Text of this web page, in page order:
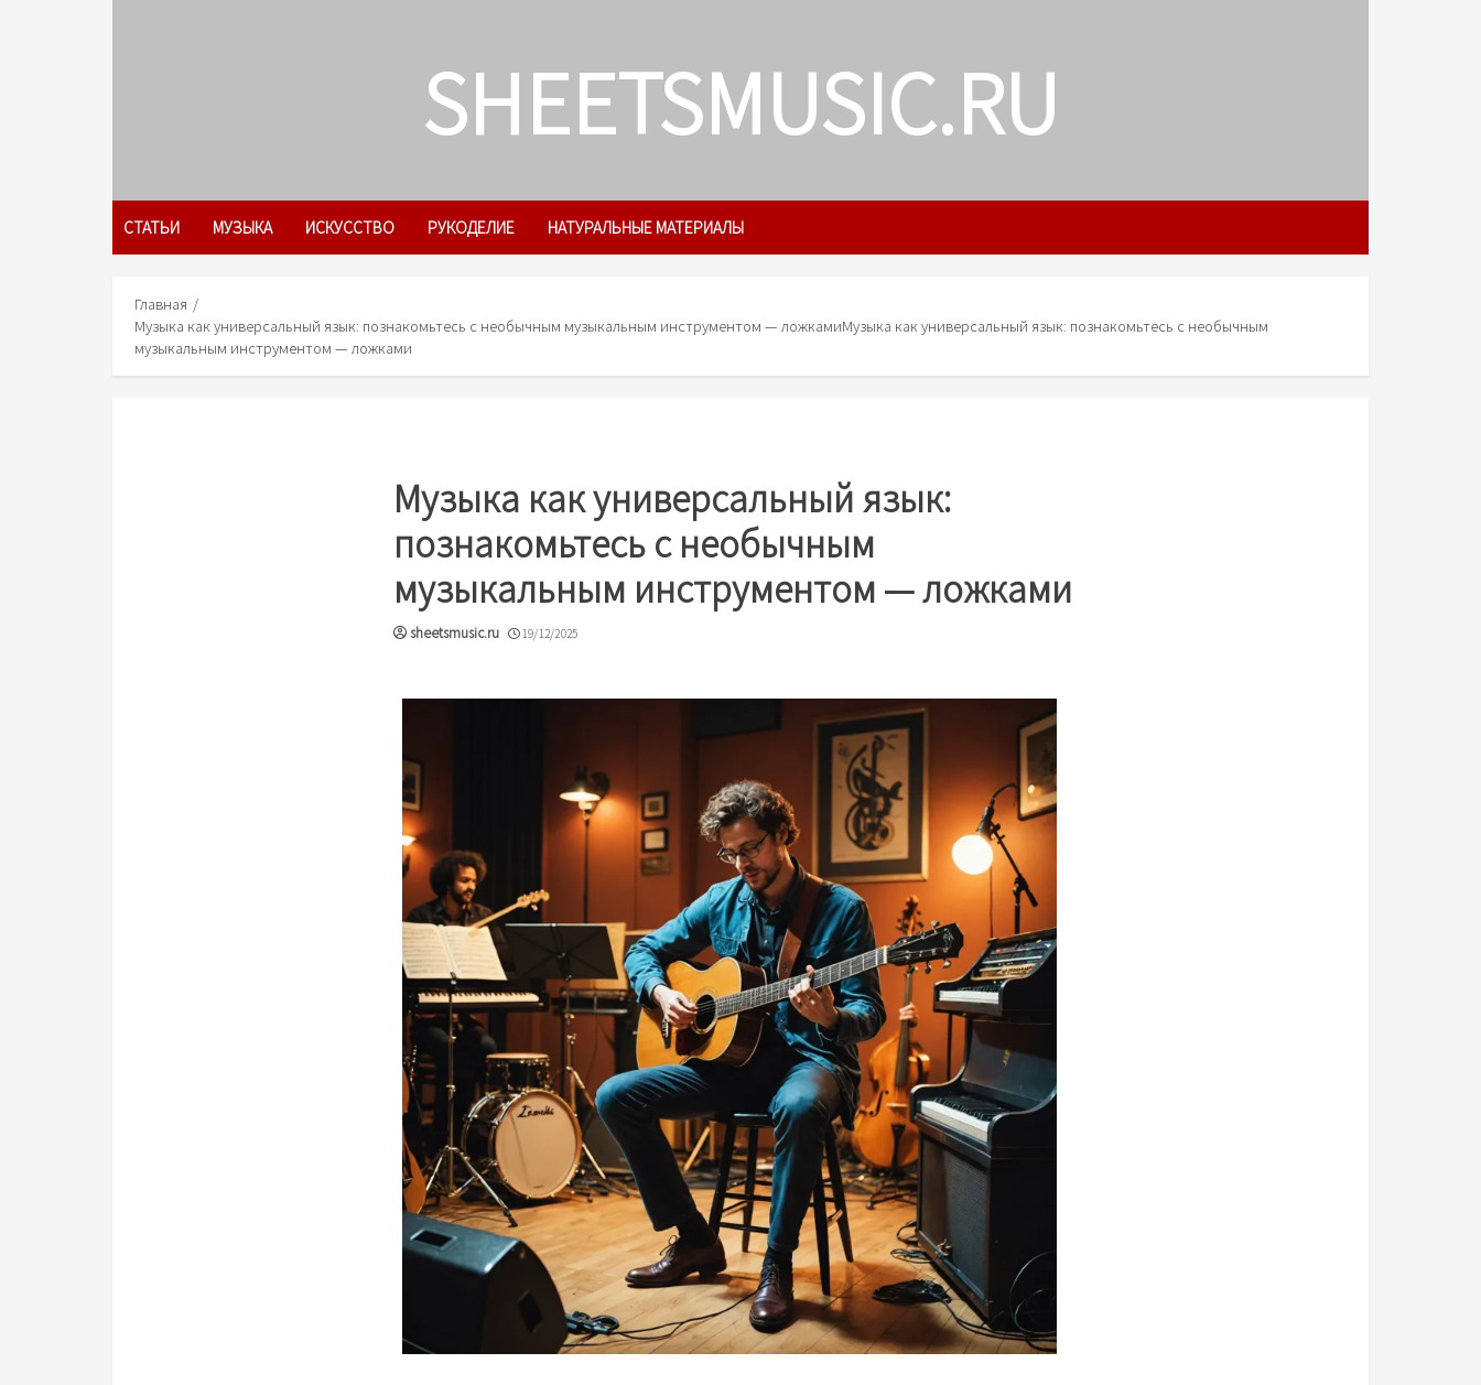
SHEETSMUSIC.RU
СТАТЬИ МУЗЫКА ИСКУССТВО РУКОДЕЛИЕ НАТУРАЛЬНЫЕ МАТЕРИАЛЫ
Главная
Музыка как универсальный язык: познакомьтесь с необычным музыкальным инструментом — ложкамиМузыка как универсальный язык: познакомьтесь с необычным
музыкальным инструментом — ложками
Музыка как универсальный язык:
познакомьтесь с необычным
музыкальным инструментом — ложками
sheetsmusic.ru 19/12/2025